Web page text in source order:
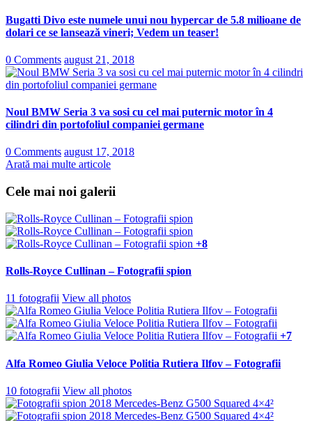
Bugatti Divo este numele unui nou hypercar de 5.8 milioane de
dolari ce se lansează vineri; Vedem un teaser!
0 Comments august 21, 2018
Noul BMW Seria 3 va sosi cu cel mai puternic motor în 4
cilindri din portofoliul companiei germane
0 Comments august 17, 2018
Arată mai multe articole
Cele mai noi galerii
+8
Rolls-Royce Cullinan – Fotografii spion
11 fotografii View all photos
+7
Alfa Romeo Giulia Veloce Politia Rutiera Ilfov – Fotografii
10 fotografii View all photos